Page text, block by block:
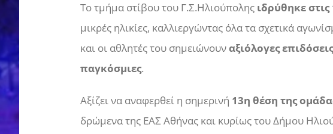
Το τμήμα στίβου του Γ.Σ.Ηλιούπολης ιδρύθηκε στις
μικρές ηλικίες, καλλιεργώντας όλα τα σχετικά
και οι αθλητές του σημειώνουναξιόλογες
παγκόσμιες.
Αξίζει να αναφερθεί η σημερινή 13η θέση της
δρώμενα της EAΣ Αθήνας και κυρίως του Δήμου